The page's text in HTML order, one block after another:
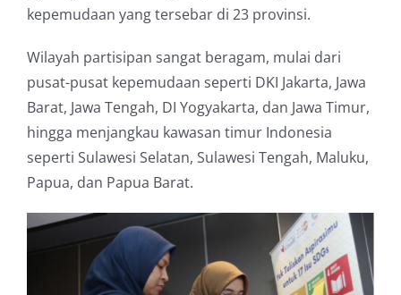
kepemudaan yang tersebar di 23 provinsi.
Wilayah partisipan sangat beragam, mulai dari
pusat-pusat kepemudaan seperti DKI Jakarta, Jawa
Barat, Jawa Tengah, DI Yogyakarta, dan Jawa Timur,
hingga menjangkau kawasan timur Indonesia
seperti Sulawesi Selatan, Sulawesi Tengah, Maluku,
Papua, dan Papua Barat.